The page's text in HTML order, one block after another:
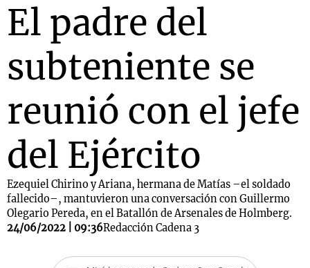
El padre del
subteniente se
reunió con el jefe
del Ejército
Ezequiel Chirino y Ariana, hermana de Matías –el soldado
fallecido–, mantuvieron una conversación con Guillermo
Olegario Pereda, en el Batallón de Arsenales de Holmberg.
24/06/2022 | 09:36Redacción Cadena 3